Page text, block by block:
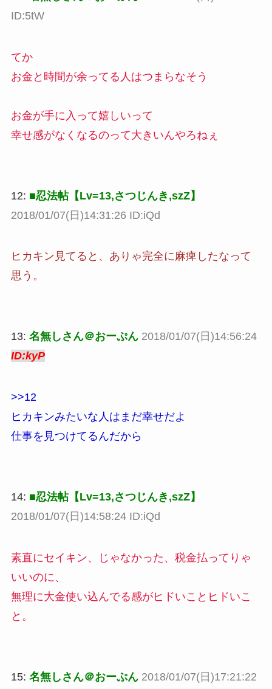
ID:5tW
てか
お金と時間が余ってる人はつまらなそう
お金が手に入って嬉しいって
幸せ感がなくなるのって大きいんやろねぇ
12: ■忍法帖【Lv=13,さつじんき,szZ】
2018/01/07(日)14:31:26 ID:iQd
ヒカキン見てると、ありゃ完全に麻痺したなって
思う。
13: 名無しさん＠おーぷん 2018/01/07(日)14:56:24
ID:kyP
>>12
ヒカキンみたいな人はまだ幸せだよ
仕事を見つけてるんだから
14: ■忍法帖【Lv=13,さつじんき,szZ】
2018/01/07(日)14:58:24 ID:iQd
素直にセイキン、じゃなかった、税金払ってりゃ
いいのに、
無理に大金使い込んでる感がヒドいことヒドいこ
と。
15: 名無しさん＠おーぷん 2018/01/07(日)17:21:22